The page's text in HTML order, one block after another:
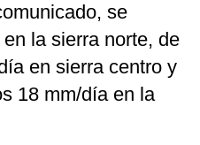
se
la sierra norte, de
en sierra centro y
18 mm/día en la